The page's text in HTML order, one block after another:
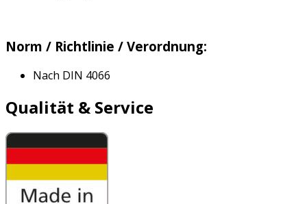
Norm / Richtlinie / Verordnung:
Nach DIN 4066
Qualität & Service